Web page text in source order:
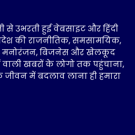
से उभरती हुई वेबसाइट और हिंदी
की राजनीतिक, समसामयिक,
मनोरंजन, बिजनेस और खेलकूद
खबरों के लोगो तक पहुंचाना,
में बदलाव लाना ही हमारा